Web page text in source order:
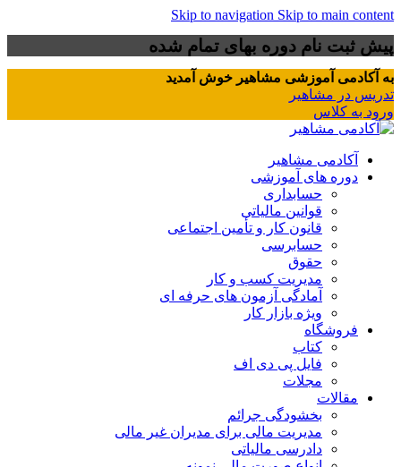
Skip to navigation Skip to main content
پیش ثبت نام دوره بهای تمام شده
به آکادمی آموزشی مشاهیر خوش آمدید
تدریس در مشاهیر
ورود به کلاس
آکادمی مشاهیر
دوره های آموزشی
حسابداری
قوانین مالیاتی
قانون کار و تأمین اجتماعی
حسابرسی
حقوق
مدیریت کسب و کار
آمادگی آزمون های حرفه ای
ویژه بازار کار
فروشگاه
کتاب
فایل پی دی اف
مجلات
مقالات
بخشودگی جرائم
مدیریت مالی برای مدیران غیر مالی
دادرسی مالیاتی